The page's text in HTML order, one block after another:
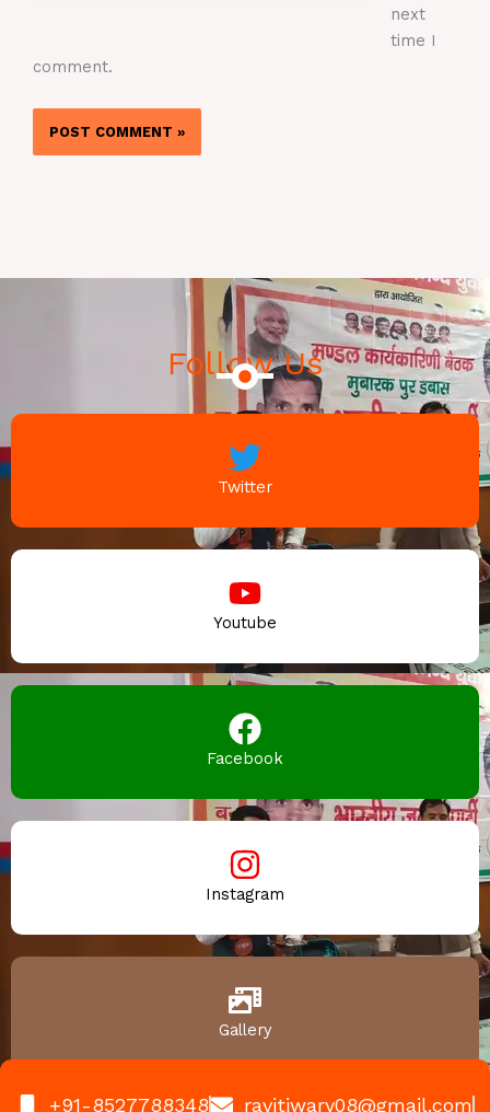
next
time I
comment.
Follow Us
Twitter
Youtube
Facebook
Instagram
Gallery
+91-8527788348 ravitiwary08@gmail.com